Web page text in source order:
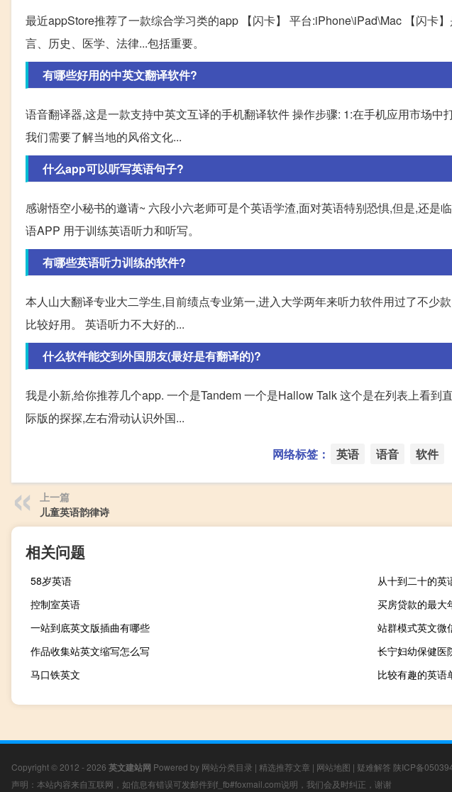
最近appStore推荐了一款综合学习类的app 【闪卡】 平台:iPhone\iPad\Mac 【闪卡
言、历史、医学、法律...包括重要。
有哪些好用的中英文翻译软件?
语音翻译器,这是一款支持中英文互译的手机翻译软件 操作步骤: 1:在手机应用市场
我们需要了解当地的风俗文化...
什么app可以听写英语句子?
感谢悟空小秘书的邀请~ 六段小六老师可是个英语学渣,面对英语特别恐惧,但是,还是
语APP 用于训练英语听力和听写。
有哪些英语听力训练的软件?
本人山大翻译专业大二学生,目前绩点专业第一,进入大学两年来听力软件用过了不少
比较好用。 英语听力不大好的...
什么软件能交到外国朋友(最好是有翻译的)?
我是小新,给你推荐几个app. 一个是Tandem 一个是Hallow Talk 这个是在列表上看到
际版的探探,左右滑动认识外国...
网络标签： 英语 语音 软件
上一篇
儿童英语韵律诗
相关问题
58岁英语
从十到二十的英
控制室英语
买房贷款的最大
一站到底英文版插曲有哪些
站群模式英文微
作品收集站英文缩写怎么写
长宁妇幼保健医
马口铁英文
比较有趣的英语
Copyright © 2012 - 2026 英文建站网 Powered by 网站分类目录 | 精选推荐文章 | 网站地图 | 疑难解答 陕ICP备
声明：本站内容来自互联网，如信息有错误可发邮件到f_fb#foxmail.com说明，我们会及时纠正，谢谢